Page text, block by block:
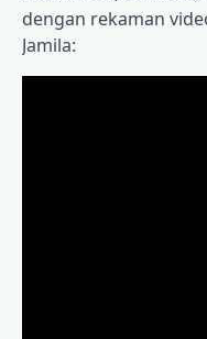
dengan rekaman
Jamila: